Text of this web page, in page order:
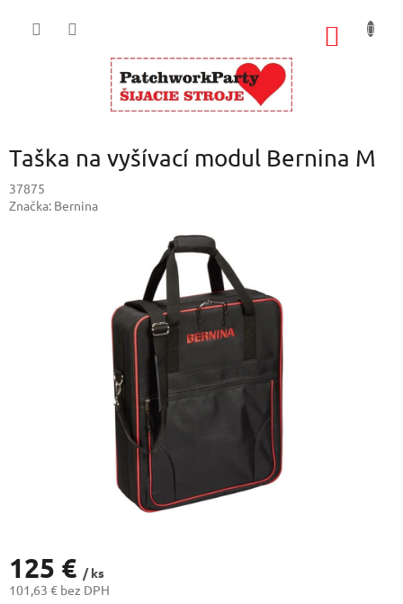
Taška na vyšívací modul Bernina M
37875
Značka: Bernina
125 € / ks
101,63 € bez DPH